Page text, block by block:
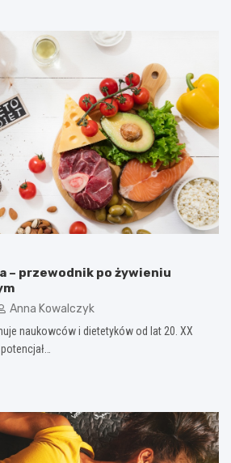
– przewodnik po żywieniu
Anna Kowalczyk
naukowców i dietetyków od lat 20. XX